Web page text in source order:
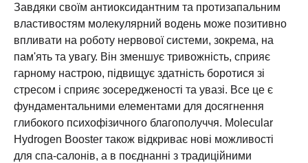
Завдяки своїм антиоксидантним та протизапальним
властивостям молекулярний водень може позитивно
впливати на роботу нервової системи, зокрема, на
пам'ять та увагу. Він зменшує тривожність, сприяє
гарному настрою, підвищує здатність боротися зі
стресом і сприяє зосередженості та увазі. Все це є
фундаментальними елементами для досягнення
глибокого психофізичного благополуччя. Molecular
Hydrogen Booster також відкриває нові можливості
для спа-салонів, а в поєднанні з традиційними